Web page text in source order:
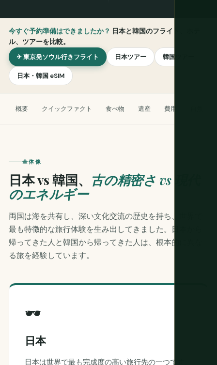
今すぐ予約準備はできましたか？ 日本と韓国のフライト、ホテ
ル、ツアーを比較。
✈ 東京発ソウル行きフライト
日本ツアー 韓国ツアー
日本・韓国 eSIM
概要 クイックファクト 食べ物 遺産 費用
全体像
日本 vs 韓国、
古の精密さ vs 現代
のエネルギー
両国は海を共有し、深い文化交流の歴史を持ち、世界で
最も特徴的な旅行体験を生み出してきました。日本から
帰ってきた人と韓国から帰ってきた人は、根本的に異な
る旅を経験しています。
🕶
日本
日本は世界で最も完成度の高い旅行先の一つです。